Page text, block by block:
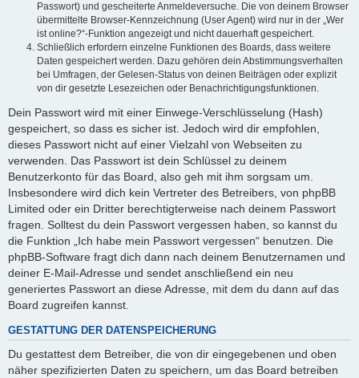
Passwort) und gescheiterte Anmeldeversuche. Die von deinem Browser
übermittelte Browser-Kennzeichnung (User Agent) wird nur in der „Wer
ist online?“-Funktion angezeigt und nicht dauerhaft gespeichert.
Schließlich erfordern einzelne Funktionen des Boards, dass weitere
Daten gespeichert werden. Dazu gehören dein Abstimmungsverhalten
bei Umfragen, der Gelesen-Status von deinen Beiträgen oder explizit
von dir gesetzte Lesezeichen oder Benachrichtigungsfunktionen.
Dein Passwort wird mit einer Einwege-Verschlüsselung (Hash)
gespeichert, so dass es sicher ist. Jedoch wird dir empfohlen,
dieses Passwort nicht auf einer Vielzahl von Webseiten zu
verwenden. Das Passwort ist dein Schlüssel zu deinem
Benutzerkonto für das Board, also geh mit ihm sorgsam um.
Insbesondere wird dich kein Vertreter des Betreibers, von phpBB
Limited oder ein Dritter berechtigterweise nach deinem Passwort
fragen. Solltest du dein Passwort vergessen haben, so kannst du
die Funktion „Ich habe mein Passwort vergessen“ benutzen. Die
phpBB-Software fragt dich dann nach deinem Benutzernamen und
deiner E-Mail-Adresse und sendet anschließend ein neu
generiertes Passwort an diese Adresse, mit dem du dann auf das
Board zugreifen kannst.
GESTATTUNG DER DATENSPEICHERUNG
Du gestattest dem Betreiber, die von dir eingegebenen und oben
näher spezifizierten Daten zu speichern, um das Board betreiben